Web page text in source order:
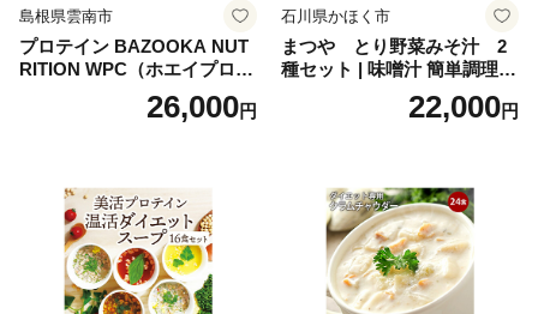
島根県雲南市
プロテイン BAZOOKA NUT
RITION WPC（ホエイプロテ
イン）＜プレーン＞ 900g｜
バズーカ岡田監修・植物由来
ロン [AIEN005]
26,000円
石川県かほく市
まつや とり野菜みそ汁 2
種セット | 味噌汁 簡単調理
お味噌 おみそ みそ とり野菜
時短料理 時短ごはん ご当地
22,000円